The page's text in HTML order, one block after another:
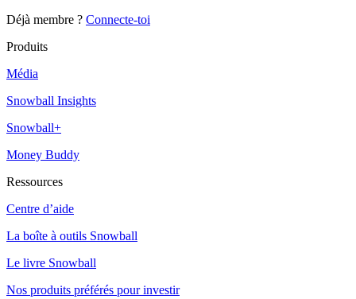
Déjà membre ? Connecte-toi
Produits
Média
Snowball Insights
Snowball+
Money Buddy
Ressources
Centre d’aide
La boîte à outils Snowball
Le livre Snowball
Nos produits préférés pour investir